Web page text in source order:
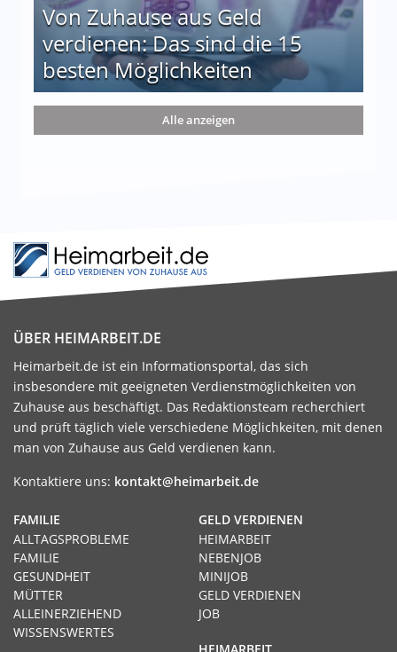
Von Zuhause aus Geld
verdienen: Das sind die 15
besten Möglichkeiten
die 15 besten Möglichkeiten
Alle anzeigen
ÜBER HEIMARBEIT.DE
Heimarbeit.de ist ein Informationsportal, das sich
insbesondere mit geeigneten Verdienstmöglichkeiten von
Zuhause aus beschäftigt. Das Redaktionsteam recherchiert
und prüft täglich viele verschiedene Möglichkeiten, mit denen
man von Zuhause aus Geld verdienen kann.
Kontaktiere uns: kontakt@heimarbeit.de
GELD VERDIENEN
HEIMARBEIT
NEBENJOB
MINIJOB
GELD VERDIENEN
JOB
HEIMARBEIT
FAMILIE
ALLTAGSPROBLEME
FAMILIE
GESUNDHEIT
MÜTTER
ALLEINERZIEHEND
WISSENSWERTES